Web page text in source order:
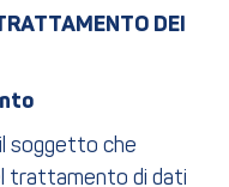
DEI
soggetto che
trattamento di dati